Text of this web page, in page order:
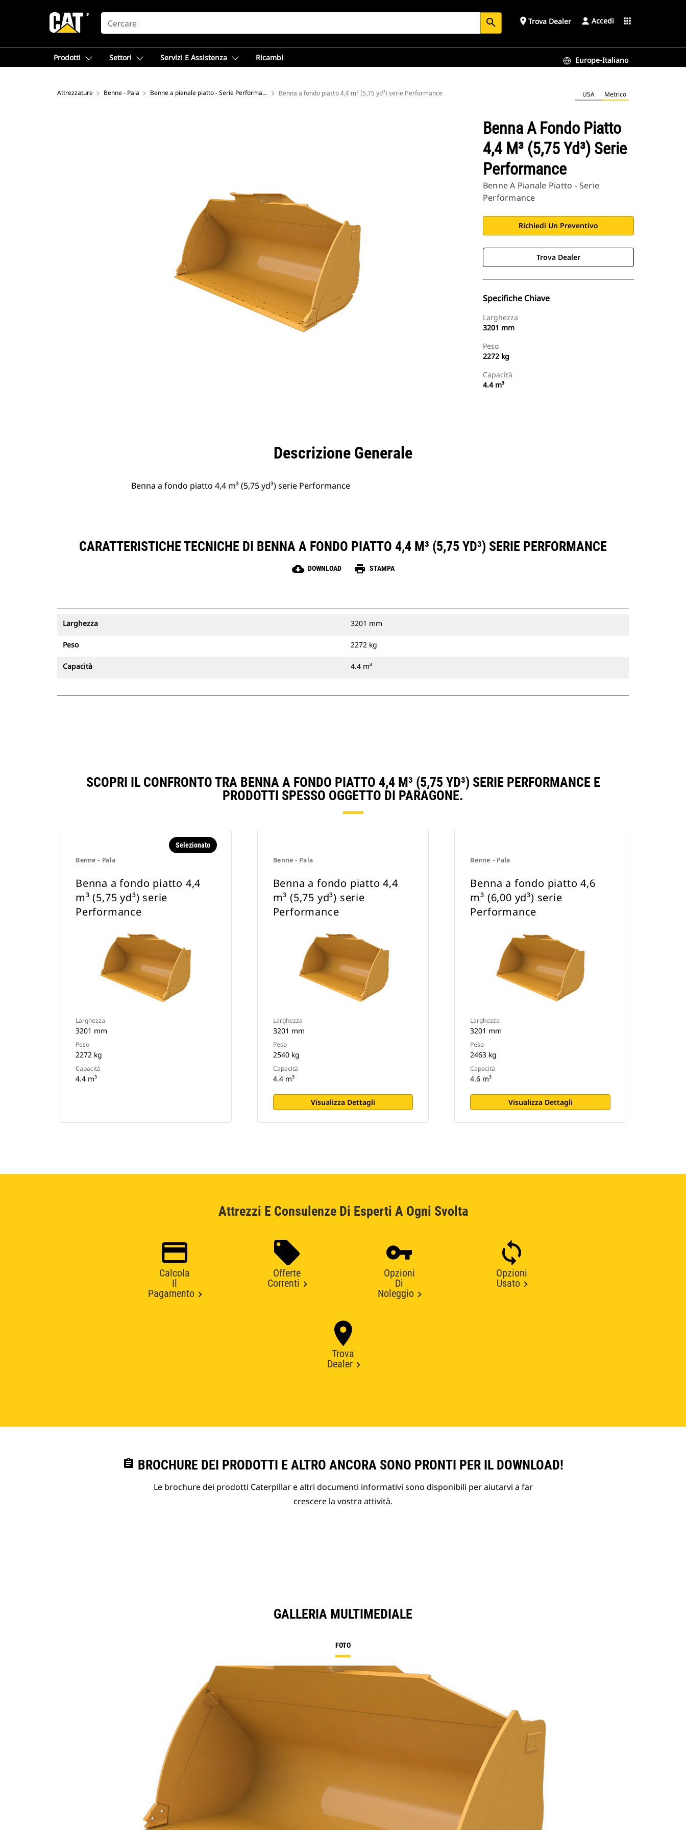
SEARCH search place Trova Dealer Accedi apps
Prodotti Settori Servizi E Assistenza Ricambi Europe-Italiano
Attrezzature Benne - Pala Benne a pianale piatto - Serie Performance Benna a fondo piatto 4,4 m³ (5,75 yd³) serie Performance USA Metrico
Benna A Fondo Piatto
4,4 M³ (5,75 Yd³) Serie
Performance
Benne A Pianale Piatto - Serie
Performance
Richiedi Un Preventivo
Trova Dealer
Specifiche Chiave
Larghezza
3201 mm
Peso
2272 kg
Capacità
4.4 m³
Descrizione Generale
Benna a fondo piatto 4,4 m³ (5,75 yd³) serie Performance
CARATTERISTICHE TECNICHE DI BENNA A FONDO PIATTO 4,4 M³ (5,75 YD³) SERIE PERFORMANCE
cloud_download DOWNLOAD print STAMPA
Larghezza 3201 mm
Peso 2272 kg
Capacità 4.4 m³
SCOPRI IL CONFRONTO TRA BENNA A FONDO PIATTO 4,4 M³ (5,75 YD³) SERIE PERFORMANCE E
PRODOTTI SPESSO OGGETTO DI PARAGONE.
Benne - Pala
Selezionato
Benna a fondo piatto 4,4
m³ (5,75 yd³) serie
Performance
Larghezza
3201 mm
Peso
2272 kg
Capacità
4.4 m³
Benne - Pala
Benna a fondo piatto 4,4
m³ (5,75 yd³) serie
Performance
Larghezza
3201 mm
Peso
2540 kg
Capacità
4.4 m³
Visualizza Dettagli
Benne - Pala
Benna a fondo piatto 4,6
m³ (6,00 yd³) serie
Performance
Larghezza
3201 mm
Peso
2463 kg
Capacità
4.6 m³
Visualizza Dettagli
Attrezzi E Consulenze Di Esperti A Ogni Svolta
Calcola
Il
Pagamento
Offerte
Correnti
Opzioni
Di
Noleggio
Opzioni
Usato
Trova
Dealer
assignment BROCHURE DEI PRODOTTI E ALTRO ANCORA SONO PRONTI PER IL DOWNLOAD!
Le brochure dei prodotti Caterpillar e altri documenti informativi sono disponibili per aiutarvi a far
crescere la vostra attività.
GALLERIA MULTIMEDIALE
FOTO